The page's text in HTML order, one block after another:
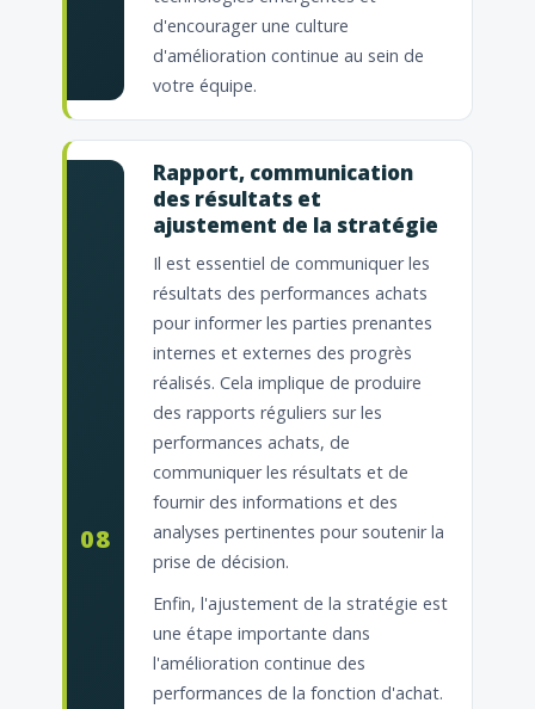
d'encourager une culture
d'amélioration continue au sein de
votre équipe.
08
Rapport, communication
des résultats et
ajustement de la stratégie
Il est essentiel de communiquer les
résultats des performances achats
pour informer les parties prenantes
internes et externes des progrès
réalisés. Cela implique de produire
des rapports réguliers sur les
performances achats, de
communiquer les résultats et de
fournir des informations et des
analyses pertinentes pour soutenir la
prise de décision.
Enfin, l'ajustement de la stratégie est
une étape importante dans
l'amélioration continue des
performances de la fonction d'achat.